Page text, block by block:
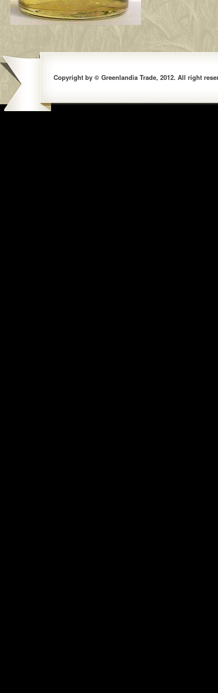
Copyright by © Greenlandia Trade, 2012. All right